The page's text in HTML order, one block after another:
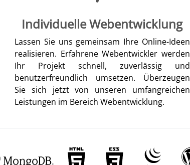
Individuelle Webentwicklung
Lassen Sie uns gemeinsam Ihre Online-Ideen
realisieren. Erfahrene Webentwickler werden
Ihr Projekt schnell, zuverlässig und
benutzerfreundlich umsetzen. Überzeugen
Sie sich jetzt von unseren umfangreichen
Leistungen im Bereich Webentwicklung.